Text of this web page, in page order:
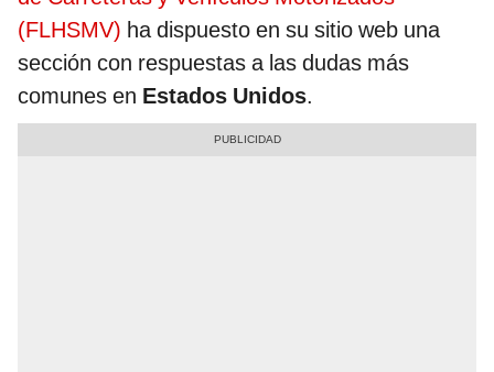
(FLHSMV) ha dispuesto en su sitio web una
sección con respuestas a las dudas más
comunes en Estados Unidos.